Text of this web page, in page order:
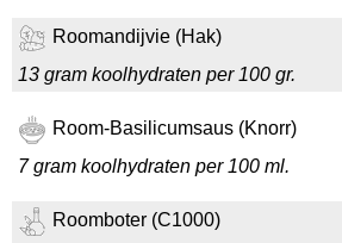
Roomandijvie (Hak)
13 gram koolhydraten per 100 gr.
Room-Basilicumsaus (Knorr)
7 gram koolhydraten per 100 ml.
Roomboter (C1000)